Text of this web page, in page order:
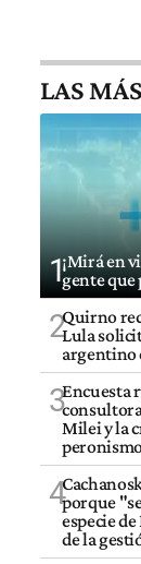
LAS
1¡Mirá en
gente que
2Quirno
Lula
argentino
3Encuesta
Milei y la
4porque
especie
de la